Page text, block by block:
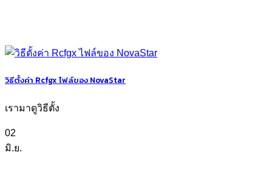
วิธีตั้งค่า Rcfgx ไฟล์ของ NovaStar
เรามาดูวิธีตั้ง
02
มิ.ย.